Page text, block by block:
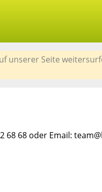
unserer Seite
68 oder Email: